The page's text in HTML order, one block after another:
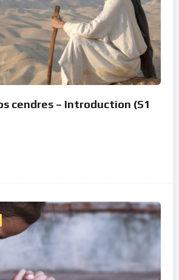
cendres – Introduction (S1